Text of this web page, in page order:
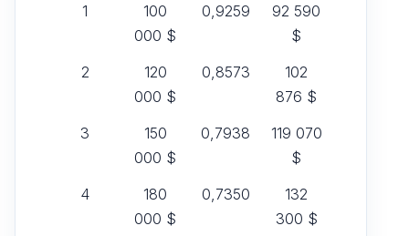
1
100
000 $
0,9259
92 590
$
2
120
000 $
0,8573
102
876 $
3
150
000 $
0,7938
119 070
$
4
180
000 $
0,7350
132
300 $